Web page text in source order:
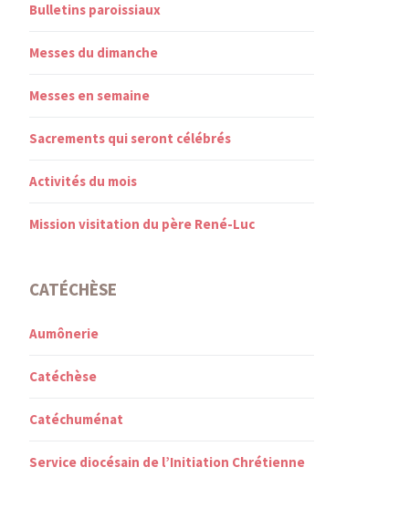
Bulletins paroissiaux
Messes du dimanche
Messes en semaine
Sacrements qui seront célébrés
Activités du mois
Mission visitation du père René-Luc
CATÉCHÈSE
Aumônerie
Catéchèse
Catéchuménat
Service diocésain de l’Initiation Chrétienne